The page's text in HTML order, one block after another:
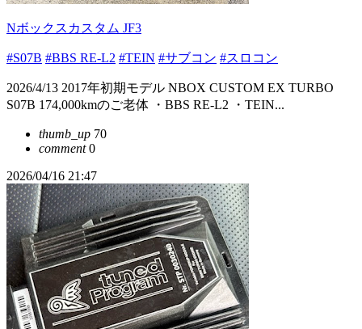
Nボックスカスタム JF3
#S07B #BBS RE-L2 #TEIN #サブコン #スロコン
2026/4/13 2017年初期モデル NBOX CUSTOM EX TURBO
S07B 174,000kmのご老体 ・BBS RE-L2 ・TEIN...
thumb_up 70
comment0
2026/04/16 21:47